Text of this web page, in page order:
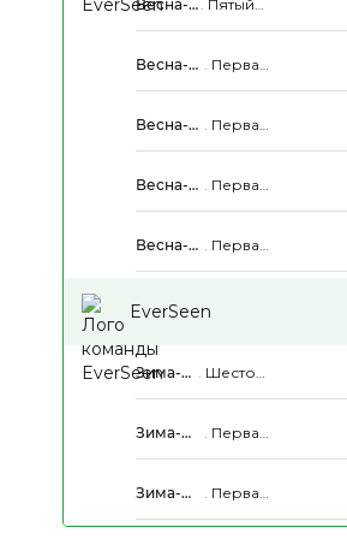
Весна-
. Пятый
Весна-
. Первая
Весна-
. Первая
Весна-
. Первая
Весна-
. Первая
EverSeen
Зима-
. Шестой
Зима-
. Первая
Зима-
2026
. Первая